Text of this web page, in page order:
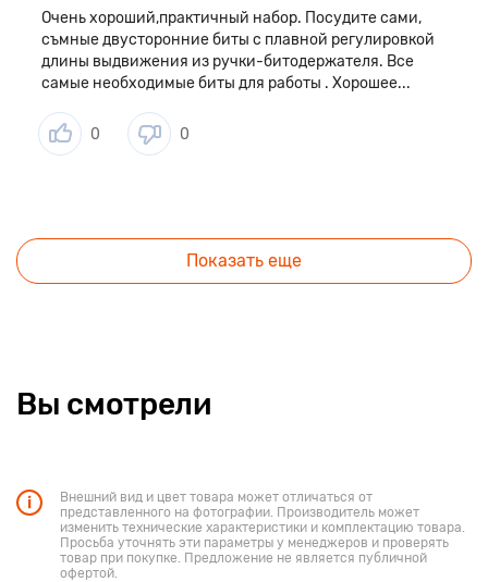
Очень хороший,практичный набор. Посудите сами,
съмные двусторонние биты с плавной регулировкой
длины выдвижения из ручки-битодержателя. Все
самые необходимые биты для работы . Хорошее...
0 0
Показать еще
Вы смотрели
Внешний вид и цвет товара может отличаться от
представленного на фотографии. Производитель может
изменить технические характеристики и комплектацию товара.
Просьба уточнять эти параметры у менеджеров и проверять
товар при покупке. Предложение не является публичной
офертой.